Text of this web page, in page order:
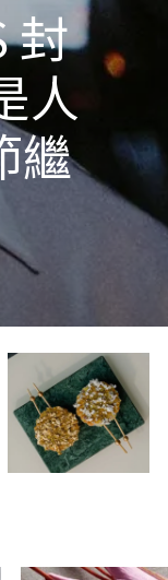
封
人
繼